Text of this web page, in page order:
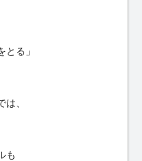
る」
、
も